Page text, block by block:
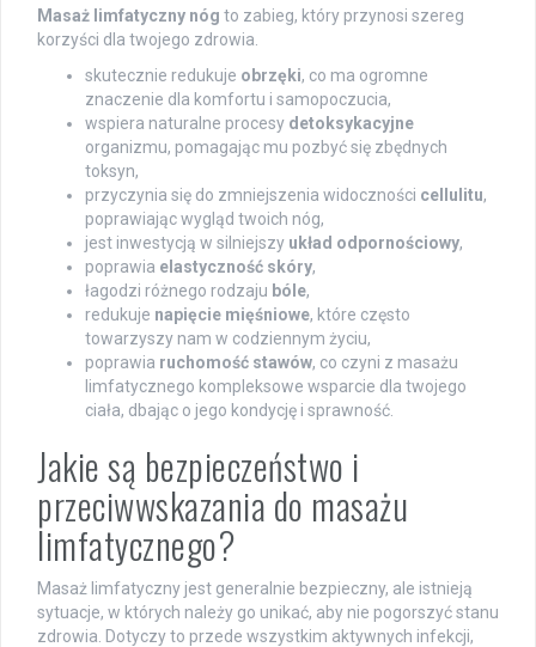
Masaż limfatyczny nóg to zabieg, który przynosi szereg
korzyści dla twojego zdrowia.
skutecznie redukuje obrzęki, co ma ogromne
znaczenie dla komfortu i samopoczucia,
wspiera naturalne procesy detoksykacyjne
organizmu, pomagając mu pozbyć się zbędnych
toksyn,
przyczynia się do zmniejszenia widoczności cellulitu,
poprawiając wygląd twoich nóg,
jest inwestycją w silniejszy układ odpornościowy,
poprawia elastyczność skóry,
łagodzi różnego rodzaju bóle,
redukuje napięcie mięśniowe, które często
towarzyszy nam w codziennym życiu,
poprawia ruchomość stawów, co czyni z masażu
limfatycznego kompleksowe wsparcie dla twojego
ciała, dbając o jego kondycję i sprawność.
Jakie są bezpieczeństwo i
przeciwwskazania do masażu
limfatycznego?
Masaż limfatyczny jest generalnie bezpieczny, ale istnieją
sytuacje, w których należy go unikać, aby nie pogorszyć stanu
zdrowia. Dotyczy to przede wszystkim aktywnych infekcji,